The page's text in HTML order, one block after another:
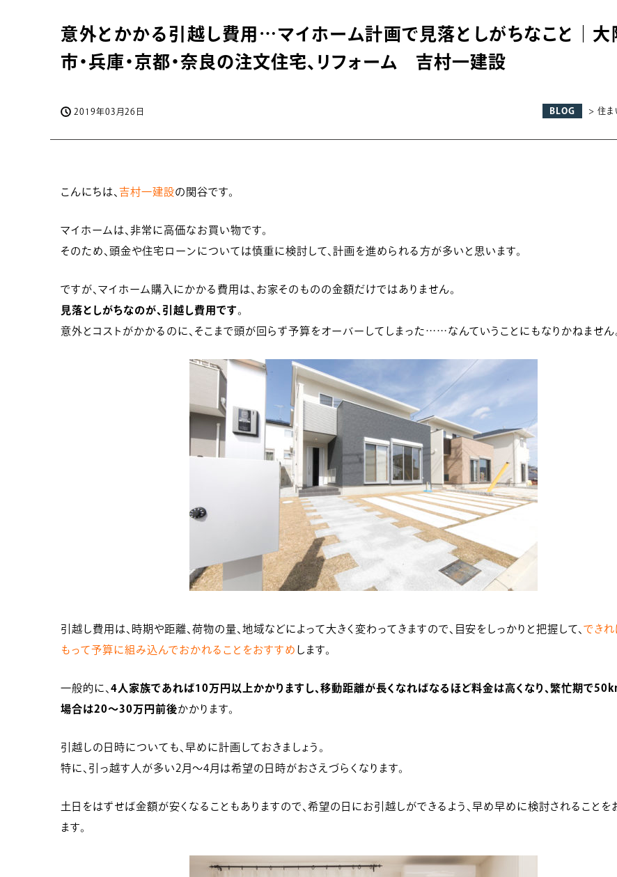
意外とかかる引越し費用…マイホーム計画で見落としがちなこと｜大
市・兵庫・京都・奈良の注文住宅、リフォーム 吉村一建設
2019年03月26日 BLOG > 住ま
こんにちは、 吉村一建設の関谷です。
マイホームは、非常に高価なお買い物です。
そのため、頭金や住宅ローンについては慎重に検討して、計画を進められる方が多いと思います。
ですが、マイホーム購入にかかる費用は、お家そのものの金額だけではありません。
見落としがちなのが、引越し費用です 。
意外とコストがかかるのに、そこまで頭が回らず予算をオーバーしてしまった……なんていうことにもなりかねません
引越し費用は、時期や距離、荷物の量、地域などによって大きく変わってきますので、目安をしっかりと把握して、 でき
もって予算に組み込んでおかれることをおすすめ します。
一般的に、 4人家族であれば10万円以上かかりますし、移動距離が長くなればなるほど料金は高くなり、繁忙期で
場合は20〜30万円前後かかります。
引越しの日時についても、早めに計画しておきましょう。
特に、引っ越す人が多い2月〜4月は希望の日時がおさえづらくなります。
土日をはずせば金額が安くなることもありますので、希望の日にお引越しができるよう、早め早めに検討されることを
ます。